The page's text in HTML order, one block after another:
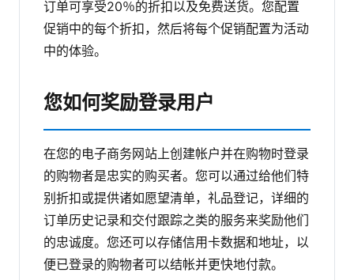
订单可享受20％的折扣以及免费送货。您配置
促销中的每个折扣，然后将每个促销配置为活动
中的体验。
您如何奖励登录用户
在您的电子商务网站上创建帐户并在购物时登录
的购物者是忠实的购买者。您可以通过给他们特
别折扣或提供诸如愿望清单，礼品登记，详细的
订单历史记录和交付跟踪之类的服务来奖励他们
的忠诚度。您还可以存储信用卡数据和地址，以
便已登录的购物者可以结帐并更快地付款。